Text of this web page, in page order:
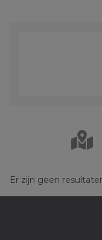
Er zijn geen